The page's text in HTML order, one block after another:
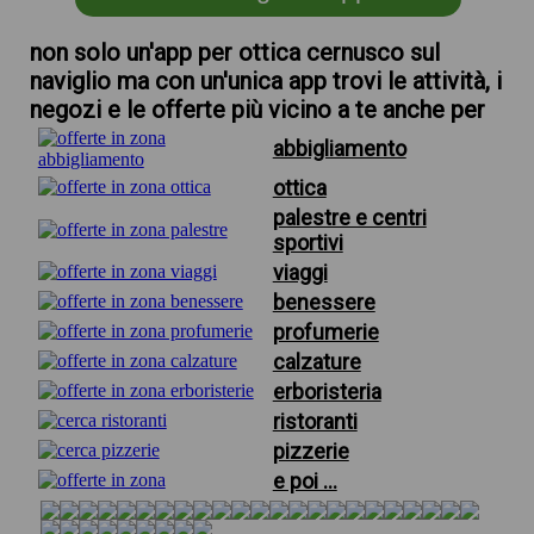
non solo un'app per ottica cernusco sul
naviglio ma con un'unica app trovi le attività, i
negozi e le offerte più vicino a te anche per
abbigliamento
ottica
palestre e centri
sportivi
viaggi
benessere
profumerie
calzature
erboristeria
ristoranti
pizzerie
e poi ...